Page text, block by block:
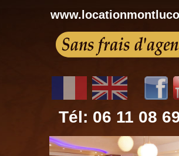
Tél: 06 11 08